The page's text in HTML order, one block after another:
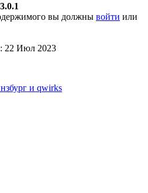
вы должны войти или
22 Июл 2023
и qwirks